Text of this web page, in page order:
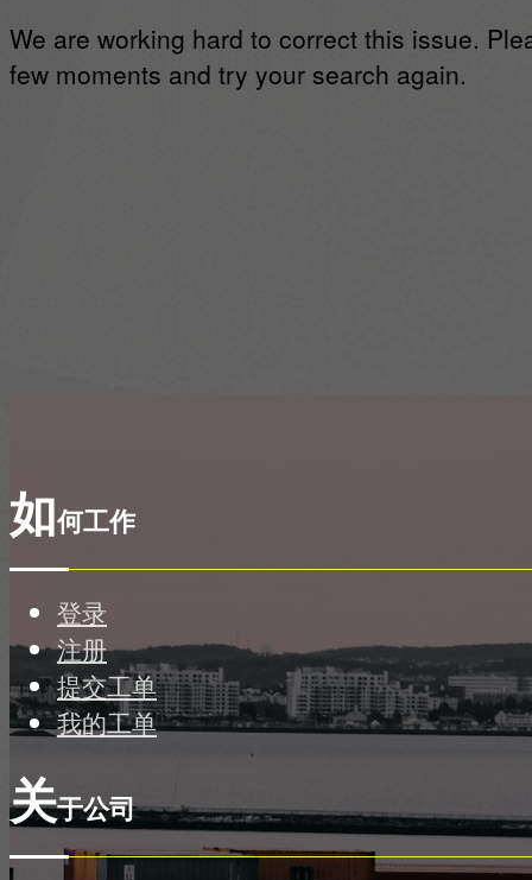
We are working hard to correct this issue.
few moments and try your search again.
如何工作
登录
注册
提交工单
我的工单
关于公司